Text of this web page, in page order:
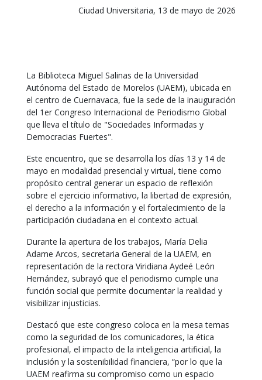
Ciudad Universitaria, 13 de mayo de 2026
La Biblioteca Miguel Salinas de la Universidad
Autónoma del Estado de Morelos (UAEM), ubicada en
el centro de Cuernavaca, fue la sede de la inauguración
del 1er Congreso Internacional de Periodismo Global
que lleva el título de "Sociedades Informadas y
Democracias Fuertes".
Este encuentro, que se desarrolla los días 13 y 14 de
mayo en modalidad presencial y virtual, tiene como
propósito central generar un espacio de reflexión
sobre el ejercicio informativo, la libertad de expresión,
el derecho a la información y el fortalecimiento de la
participación ciudadana en el contexto actual.
Durante la apertura de los trabajos, María Delia
Adame Arcos, secretaria General de la UAEM, en
representación de la rectora Viridiana Aydeé León
Hernández, subrayó que el periodismo cumple una
función social que permite documentar la realidad y
visibilizar injusticias.
Destacó que este congreso coloca en la mesa temas
como la seguridad de los comunicadores, la ética
profesional, el impacto de la inteligencia artificial, la
inclusión y la sostenibilidad financiera, “por lo que la
UAEM reafirma su compromiso como un espacio